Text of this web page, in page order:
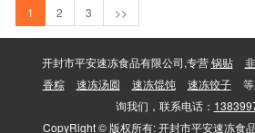
1 2 3 >>
开封市平安速冻食品有限公司,专营锅贴
香粽
速冻汤圆 速冻馄饨 速冻饺子
询我们，联系电话：
CopyRight © 版权所有:开封市平安速冻食